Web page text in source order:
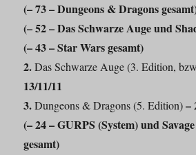
(–73 – Dungeons & Dragons
(–52 – Das Schwarze Auge und
(–43 – Star Wars gesamt)
2.Das Schwarze Auge (3. Edition,
13/11/11
3.Dungeons & Dragons (5. Edition)–
(–24 – GURPS (System) und
gesamt)